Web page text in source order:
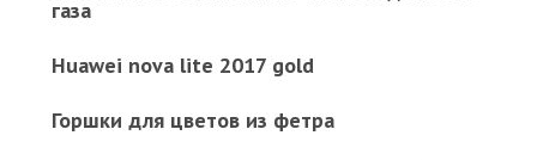
газа
Huawei nova lite 2017 gold
Горшки для цветов из фетра